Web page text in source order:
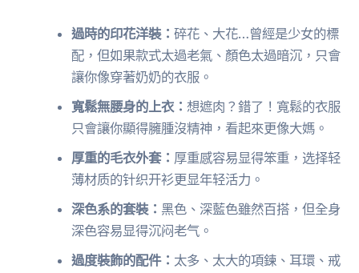
過時的印花洋裝：碎花、大花…曾經是少女的標
配，但如果款式太過老氣、顏色太過暗沉，只會
讓你像穿著奶奶的衣服。
寬鬆無腰身的上衣：想遮肉？錯了！寬鬆的衣服
只會讓你顯得臃腫沒精神，看起來更像大媽。
厚重的毛衣外套： 厚重感容易显得笨重，选择轻
薄材质的针织开衫更显年轻活力。
深色系的套裝： 黑色、深藍色雖然百搭，但全身
深色容易显得沉闷老气。
過度裝飾的配件： 太多、太大的項鍊、耳環、戒